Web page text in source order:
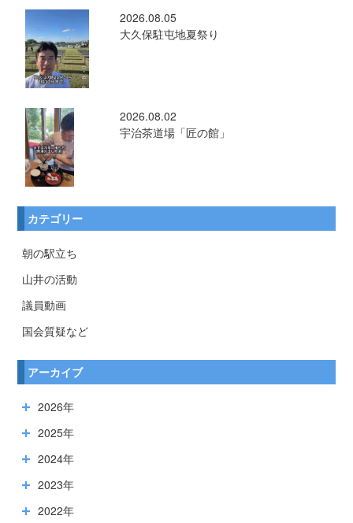
2026.08.05
大久保駐屯地夏祭り
2026.08.02
宇治茶道場「匠の館」
カテゴリー
朝の駅立ち
山井の活動
議員動画
国会質疑など
アーカイブ
2026年
2025年
2024年
2023年
2022年